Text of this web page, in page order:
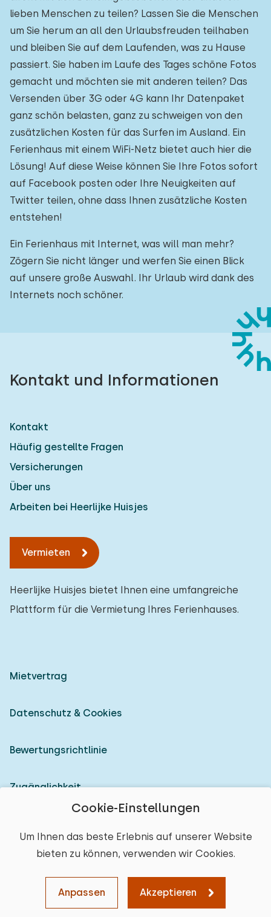
Cookie-Einstellungen
Um Ihnen das beste Erlebnis auf unserer Website
bieten zu können, verwenden wir Cookies.
Anpassen Akzeptieren
Löschen Weiter
lieben Menschen zu teilen? Lassen Sie die Menschen
um Sie herum an all den Urlaubsfreuden teilhaben
und bleiben Sie auf dem Laufenden, was zu Hause
passiert. Sie haben im Laufe des Tages schöne Fotos
gemacht und möchten sie mit anderen teilen? Das
Versenden über 3G oder 4G kann Ihr Datenpaket
ganz schön belasten, ganz zu schweigen von den
zusätzlichen Kosten für das Surfen im Ausland. Ein
Ferienhaus mit einem WiFi-Netz bietet auch hier die
Lösung! Auf diese Weise können Sie Ihre Fotos sofort
auf Facebook posten oder Ihre Neuigkeiten auf
Twitter teilen, ohne dass Ihnen zusätzliche Kosten
entstehen!
Ein Ferienhaus mit Internet, was will man mehr?
Zögern Sie nicht länger und werfen Sie einen Blick
auf unsere große Auswahl. Ihr Urlaub wird dank des
Internets noch schöner.
Karte Sortieren
Kontakt und Informationen
Kontakt
Häufig gestellte Fragen
Versicherungen
Über uns
Arbeiten bei Heerlijke Huisjes
Vermieten
Heerlijke Huisjes bietet Ihnen eine umfangreiche
Plattform für die Vermietung Ihres Ferienhauses.
Mietvertrag
Datenschutz & Cookies
Bewertungsrichtlinie
Zugänglichkeit
© 2026 Heerlijke Huisjes (eingetragene Marke)